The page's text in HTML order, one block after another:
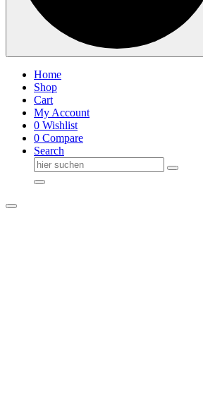
Home
Shop
Cart
My Account
0 Wishlist
0 Compare
Search
Suche
nach: